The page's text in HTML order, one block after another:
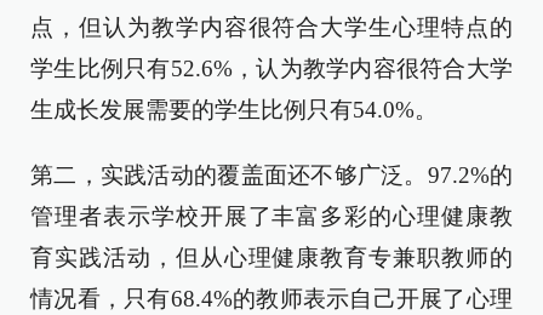
点，但认为教学内容很符合大学生心理特点的
学生比例只有52.6%，认为教学内容很符合大学
生成长发展需要的学生比例只有54.0%。
第二，实践活动的覆盖面还不够广泛。97.2%的
管理者表示学校开展了丰富多彩的心理健康教
育实践活动，但从心理健康教育专兼职教师的
情况看，只有68.4%的教师表示自己开展了心理